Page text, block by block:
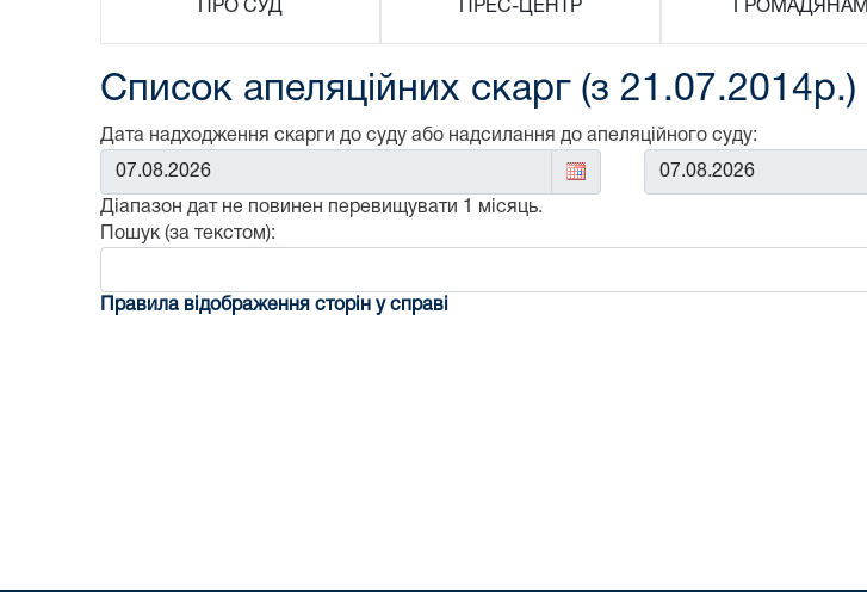
ПРО СУД ПРЕС-ЦЕНТР ГРОМАДЯНАМ
Список апеляційних скарг (з 21.07.2014р.)
Дата надходження скарги до суду або надсилання до апеляційного суду:
Від:
Діапазон дат не повинен перевищувати 1 місяць.
До:
Пошук (за текстом):
Правила відображення сторін у справі